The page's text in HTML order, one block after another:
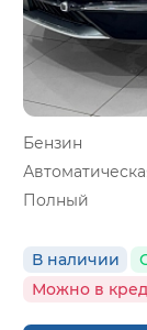
Бензин
Полный
В наличии
Можно в